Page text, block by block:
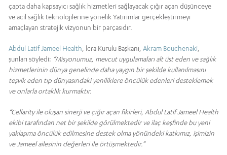
çapta daha kapsayıcı sağlık hizmetleri sağlayacak çığır açan düşünceye
ve acil sağlık teknolojilerine yönelik Yatırımlar gerçekleştirmeyi
amaçlayan stratejik vizyonun bir parçasıdır.
Abdul Latif Jameel Health , İcra Kurulu Başkanı, Akram Bouchenaki
şunları söyledi: “Misyonumuz, mevcut uygulamaları alt üst eden ve sağlık
hizmetlerinin dünya genelinde daha yaygın bir şekilde kullanılmasını
teşvik eden tıp dünyasındaki yeniliklere öncülük edenleri desteklemek
ve onlarla ortaklık kurmaktır.
“Cellarity ile oluşan sinerji ve çığır açan fikirleri, Abdul Latif Jameel Health
ekibi tarafından net bir şekilde görülmektedir ve ilaç keşfinde bu yeni
yaklaşıma öncülük edilmesine destek olma yönündeki katkımız, işimizin
ve Jameel ailesinin değerleri ile örtüşmektedir.”